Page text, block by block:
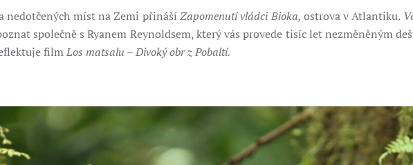
nedotčených míst na Zemi přinášíZapomenutí vládci Bioka, ostrova v Atlantiku.
společně s Ryanem Reynoldsem, který vás provede tisíc let nezměněným
filmLos matsalu – Divoký obr z Pobaltí.